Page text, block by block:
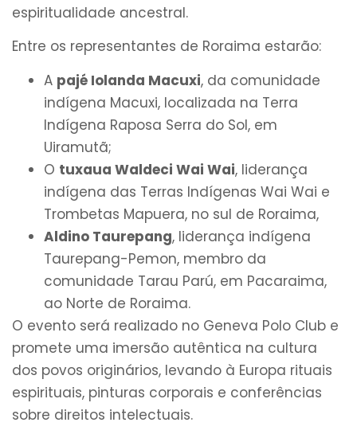
espiritualidade ancestral.
Entre os representantes de Roraima estarão:
A pajé Iolanda Macuxi, da comunidade
indígena Macuxi, localizada na Terra
Indígena Raposa Serra do Sol, em
Uiramutã;
O tuxaua Waldeci Wai Wai, liderança
indígena das Terras Indígenas Wai Wai e
Trombetas Mapuera, no sul de Roraima,
Aldino Taurepang, liderança indígena
Taurepang-Pemon, membro da
comunidade Tarau Parú, em Pacaraima,
ao Norte de Roraima.
O evento será realizado no Geneva Polo Club e
promete uma imersão autêntica na cultura
dos povos originários, levando à Europa rituais
espirituais, pinturas corporais e conferências
sobre direitos intelectuais.